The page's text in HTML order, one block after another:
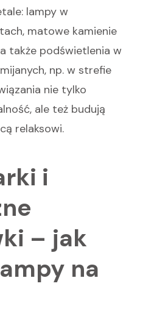
lampy w
matowe kamienie
także podświetlenia w
np. w strefie
nie tylko
ale też budują
relaksowi.
i
– jak
na